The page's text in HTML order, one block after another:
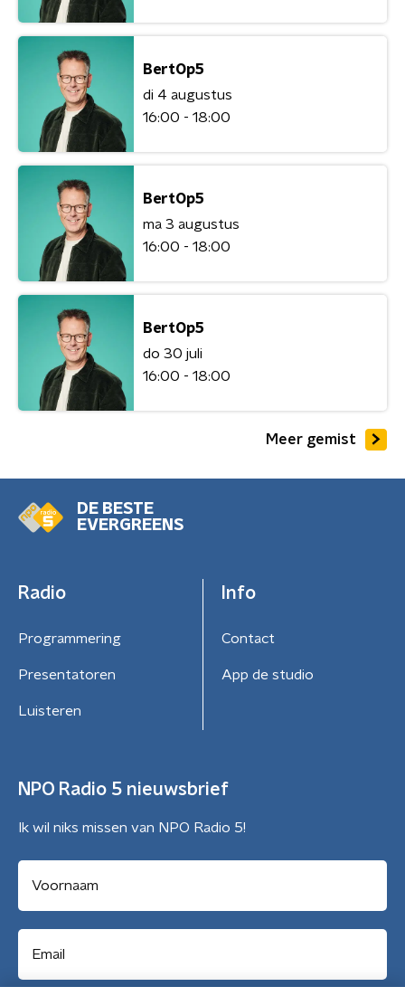
BertOp5
di 4 augustus
16:00 - 18:00
BertOp5
ma 3 augustus
16:00 - 18:00
BertOp5
do 30 juli
16:00 - 18:00
Meer gemist
DE BESTE
EVERGREENS
Radio
Programmering
Presentatoren
Luisteren
Info
Contact
App de studio
NPO Radio 5 nieuwsbrief
Ik wil niks missen van NPO Radio 5!